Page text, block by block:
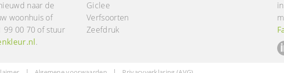
naar de
woonhuis of
99 00 70 of stuur
.
Giclee
Verfsoorten
Zeefdruk